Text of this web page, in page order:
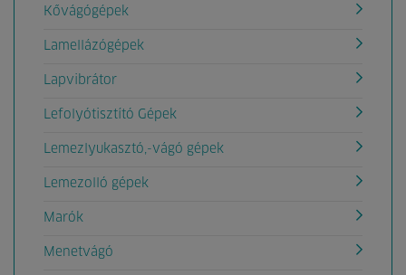
Kővágógépek
Lamellázógépek
Lapvibrátor
Lefolyótisztító Gépek
Lemezlyukasztó,-vágó gépek
Lemezolló gépek
Marók
Menetvágó